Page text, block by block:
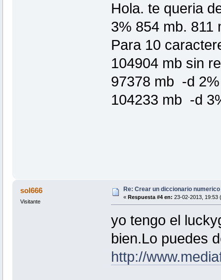
Hola. te queria
3% 854 mb. 811
Para 10
104904 mb sin
97378 mb -d 2%
104233 mb -d
sol666
Visitante
Re: Crear un diccionario
« Respuesta #4 en: 23-02-2013, 19:53
yo tengo el
bien.Lo puedes
http://